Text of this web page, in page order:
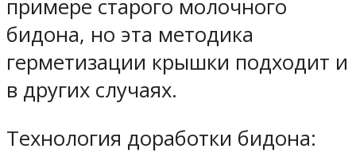
примере старого молочного
бидона, но эта методика
герметизации крышки подходит и
в других случаях.
Технология доработки бидона: